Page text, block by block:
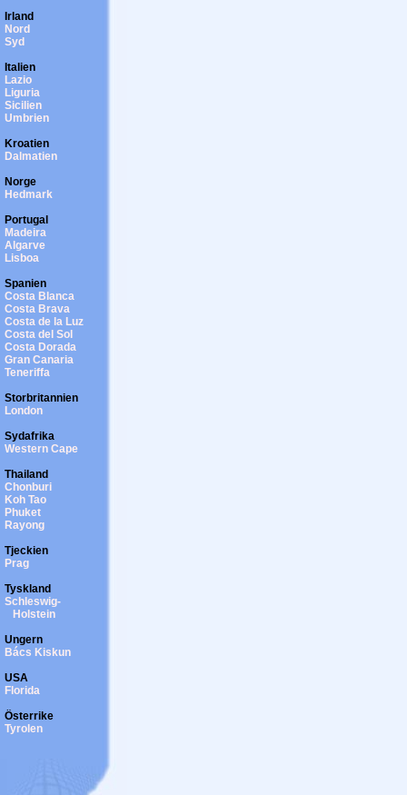
Irland
Nord
Syd
Italien
Lazio
Liguria
Sicilien
Umbrien
Kroatien
Dalmatien
Norge
Hedmark
Portugal
Madeira
Algarve
Lisboa
Spanien
Costa Blanca
Costa Brava
Costa de la Luz
Costa del Sol
Costa Dorada
Gran Canaria
Teneriffa
Storbritannien
London
Sydafrika
Western Cape
Thailand
Chonburi
Koh Tao
Phuket
Rayong
Tjeckien
Prag
Tyskland
Schleswig-
Holstein
Ungern
Bács Kiskun
USA
Florida
Österrike
Tyrolen